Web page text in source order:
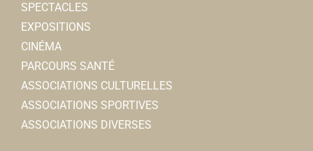
SPECTACLES
EXPOSITIONS
CINÉMA
PARCOURS SANTÉ
ASSOCIATIONS CULTURELLES
ASSOCIATIONS SPORTIVES
ASSOCIATIONS DIVERSES